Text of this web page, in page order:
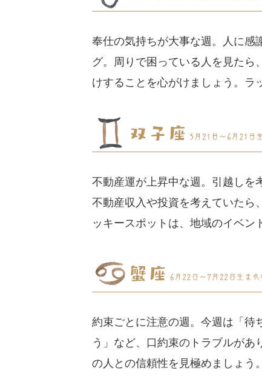
奉仕の気持ちが大事な週。人に感
グ。周りで困っている人を見たら
けすることを心がけましょう。ラ
不動産運が上昇中な週。引越しを
不動産収入や投資を考えていたら
ッキースポットは、地域のイベン
約束ごとに注意の週。今週は「待
う」など、口約束のトラブルが
の人との信頼性を見極めましょう